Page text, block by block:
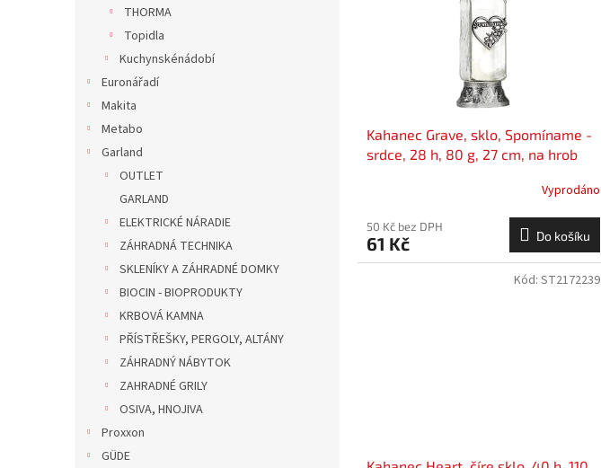
THORMA
Topidla
Kuchynskénádobí
Euronářadí
Makita
Metabo
Garland
OUTLET
GARLAND
ELEKTRICKÉ NÁRADIE
ZÁHRADNÁ TECHNIKA
SKLENÍKY A ZÁHRADNÉ DOMKY
BIOCIN - BIOPRODUKTY
KRBOVÁ KAMNA
PŘÍSTŘEŠKY, PERGOLY, ALTÁNY
ZÁHRADNÝ NÁBYTOK
ZAHRADNÉ GRILY
OSIVA, HNOJIVA
Proxxon
GÜDE
Kahanec Grave, sklo, Spomíname -
srdce, 28 h, 80 g, 27 cm, na hrob
Vyprodáno
50 Kč bez DPH
61 Kč Do košíku
Kód: ST2172239